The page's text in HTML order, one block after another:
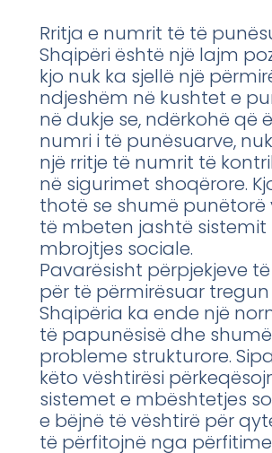
Rritja e numrit të të
Shqipëri është një lajm
kjo nuk ka sjellë një
ndjeshëm në kushtet e
në dukje se, ndërkohë që
numri i të punësuarve,
një rritje të numrit të
në sigurimet shoqërore.
thotë se shumë punëtorë
të mbeten jashtë sistemit
mbrojtjes sociale.
Pavarësisht përpjekjeve
për të përmirësuar tregun
Shqipëria ka ende një
të papunësisë dhe shumë
probleme strukturore.
këto vështirësi
sistemet e mbështetjes
e bëjnë të vështirë për
të përfitojnë nga